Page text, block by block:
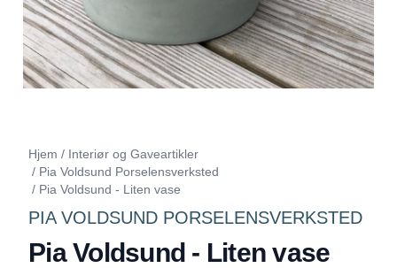
Hjem / Interiør og Gaveartikler
/ Pia Voldsund Porselensverksted
/ Pia Voldsund - Liten vase
PIA VOLDSUND PORSELENSVERKSTED
Pia Voldsund - Liten vase